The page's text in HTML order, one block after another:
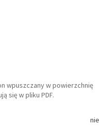
wpuszczany w powierzchnię
się w pliku PDF.
nie